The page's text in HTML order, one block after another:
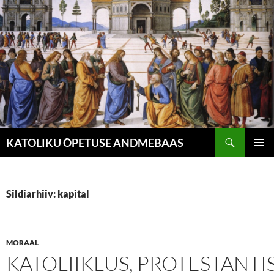
Liigu
sisu
juurde
KATOLIKU ÕPETUSE ANDMEBAAS
Sildiarhiiv: kapital
MORAAL
KATOLIIKLUS,